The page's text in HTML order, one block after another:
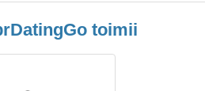
toimii